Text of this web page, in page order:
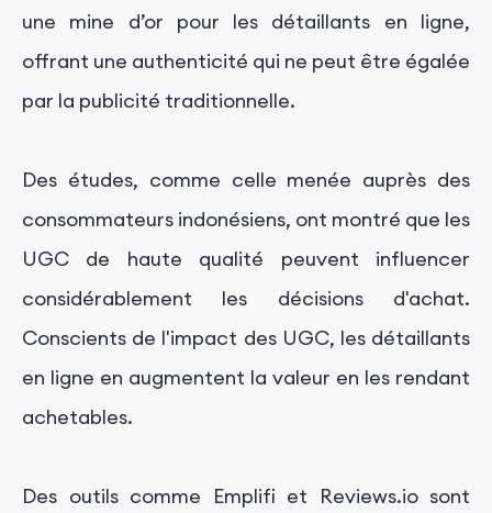
une mine d’or pour les détaillants en ligne,
offrant une authenticité qui ne peut être égalée
par la publicité traditionnelle.
Des études, comme celle menée auprès des
consommateurs indonésiens, ont montré que les
UGC de haute qualité peuvent influencer
considérablement les décisions d'achat.
Conscients de l'impact des UGC, les détaillants
en ligne en augmentent la valeur en les rendant
achetables.
Des outils comme Emplifi et Reviews.io sont